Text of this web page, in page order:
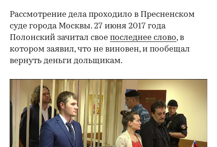
Рассмотрение дела проходило в Пресненском
суде города Москвы. 27 июня 2017 года
Полонский зачитал свое последнее слово, в
котором заявил, что не виновен, и пообещал
вернуть деньги дольщикам.